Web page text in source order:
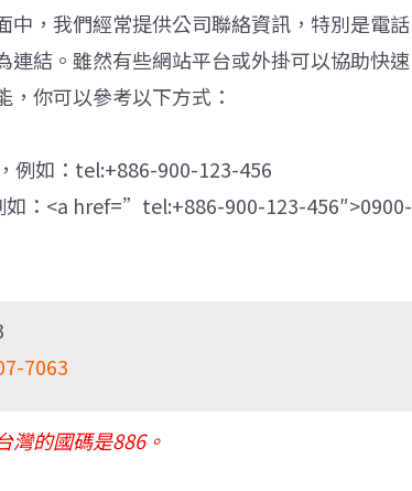
，我們經常提供公司聯絡資訊，特別是電話
結。雖然有些網站平台或外掛可以協助快速
你可以參考以下方式：
例如：tel:+886-900-123-456
如：<a href=”tel:+886-900-123-456″>0900-
7063
灣的國碼是886。